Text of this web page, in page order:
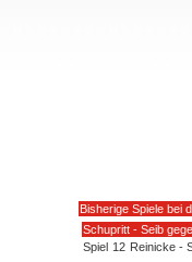
Bisherige Spiele bei
Schupritt - Seib
Spiel 12 Reinicke -